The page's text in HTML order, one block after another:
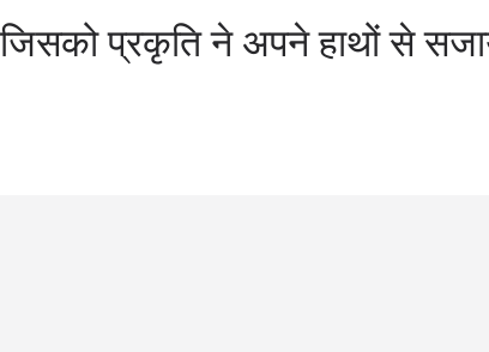
प्रकृति ने अपने हाथों से